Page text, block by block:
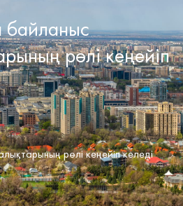
рөлі кеңейіп
рөлі кеңейіп келеді